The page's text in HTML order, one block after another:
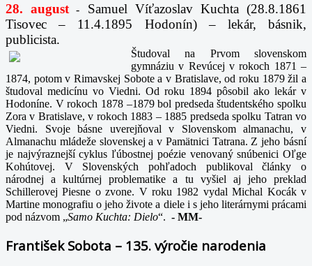
28. august -
Samuel Víťazoslav Kuchta (28.8.1861
Tisovec – 11.4.1895 Hodonín) – lekár, básnik,
publicista.
Študoval na Prvom slovenskom
gymnáziu v Revúcej v rokoch 1871 –
1874, potom v Rimavskej Sobote a v Bratislave, od roku 1879 žil a
študoval medicínu vo Viedni. Od roku 1894 pôsobil ako lekár v
Hodoníne. V rokoch 1878 –1879 bol predseda študentského spolku
Zora v Bratislave, v rokoch 1883 – 1885 predseda spolku Tatran vo
Viedni. Svoje básne uverejňoval v Slovenskom almanachu, v
Almanachu mládeže slovenskej a v Pamätnici Tatrana. Z jeho básní
je najvýraznejší cyklus ľúbostnej poézie venovaný snúbenici Oľge
Kohútovej. V Slovenských pohľadoch publikoval články o
národnej a kultúrnej problematike a tu vyšiel aj jeho preklad
Schillerovej Piesne o zvone. V roku 1982 vydal Michal Kocák v
Martine monografiu o jeho živote a diele i s jeho literárnymi prácami
pod názvom „Samo Kuchta: Dielo“. - MM-
František Sobota – 135. výročie narodenia